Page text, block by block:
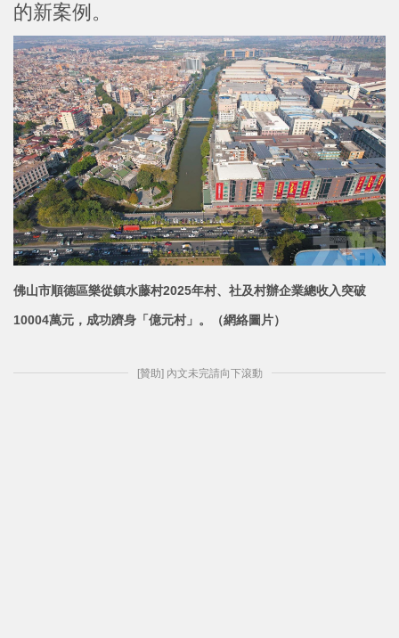
的新案例。
佛山市順德區樂從鎮水藤村2025年村、社及村辦企業總收入突破
10004萬元，成功躋身「億元村」。 （網絡圖片）
[贊助] 內文未完請向下滾動